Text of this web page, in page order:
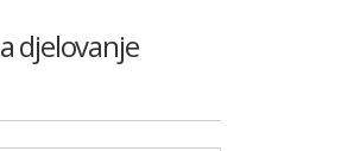
djelovanje